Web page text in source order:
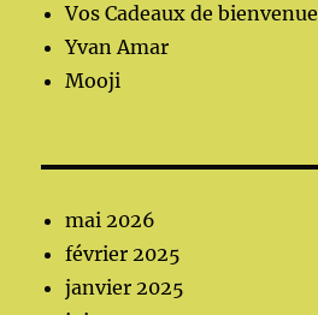
Vos Cadeaux de bienvenue
Yvan Amar
Mooji
mai 2026
février 2025
janvier 2025